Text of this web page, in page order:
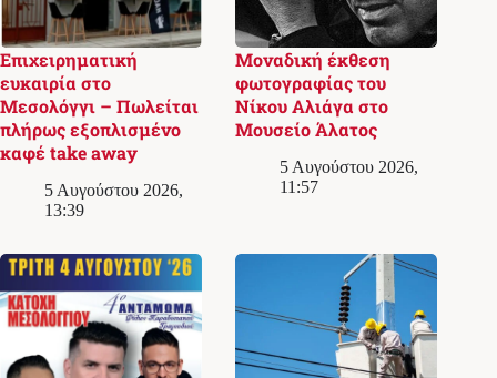
Επιχειρηματική
ευκαιρία στο
Μεσολόγγι – Πωλείται
πλήρως εξοπλισμένο
καφέ take away
5 Αυγούστου 2026,
13:39
Μοναδική έκθεση
φωτογραφίας του
Νίκου Αλιάγα στο
Μουσείο Άλατος
5 Αυγούστου 2026,
11:57